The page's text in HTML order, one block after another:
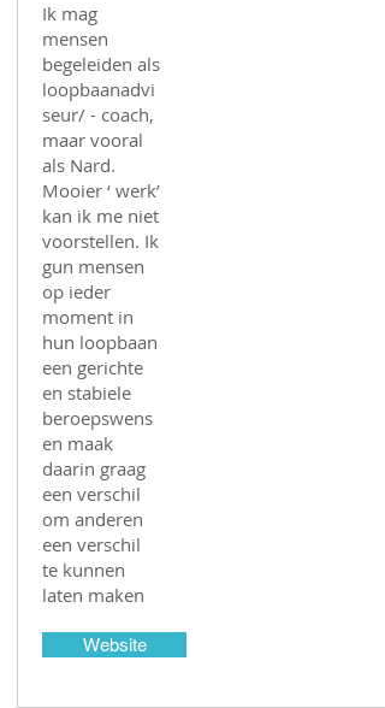
Ik mag
mensen
begeleiden als
loopbaanadvi
seur/ - coach,
maar vooral
als Nard.
Mooier ‘ werk’
kan ik me niet
voorstellen. Ik
gun mensen
op ieder
moment in
hun loopbaan
een gerichte
en stabiele
beroepswens
en maak
daarin graag
een verschil
om anderen
een verschil
te kunnen
laten maken
Website